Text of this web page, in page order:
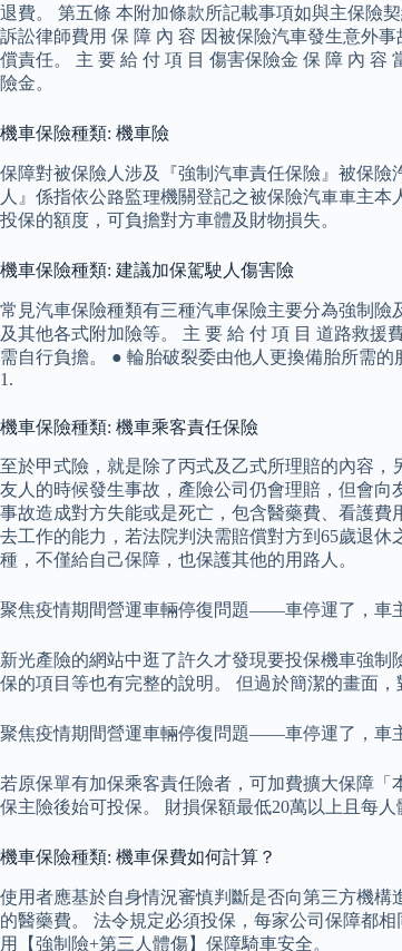
退費。 第五條 本附加條款所記載事項如與主保險
訴訟律師費用 保 障 內 容 因被保險汽車發生意外
償責任。 主 要 給 付 項 目 傷害保險金 保 障 內
險金。
機車保險種類: 機車險
保障對被保險人涉及『強制汽車責任保險』被保
人』係指依公路監理機關登記之被保險汽車車主
投保的額度，可負擔對方車體及財物損失。
機車保險種類: 建議加保駕駛人傷害險
常見汽車保險種類有三種汽車保險主要分為強制
及其他各式附加險等。 主 要 給 付 項 目 道路救
需自行負擔。 ● 輪胎破裂委由他人更換備胎所需
1.
機車保險種類: 機車乘客責任保險
至於甲式險，就是除了丙式及乙式所理賠的內容
友人的時候發生事故，產險公司仍會理賠，但會
事故造成對方失能或是死亡，包含醫藥費、看護費
去工作的能力，若法院判決需賠償對方到65歲退
種，不僅給自己保障，也保護其他的用路人。
聚焦疫情期間營運車輛停復問題——車停運了，車
新光產險的網站中逛了許久才發現要投保機車強
保的項目等也有完整的說明。 但過於簡潔的畫面
聚焦疫情期間營運車輛停復問題——車停運了，車
若原保單有加保乘客責任險者，可加費擴大保障
保主險後始可投保。 財損保額最低20萬以上且每
機車保險種類: 機車保費如何計算？
使用者應基於自身情況審慎判斷是否向第三方機
的醫藥費。 法令規定必須投保，每家公司保障都
用【強制險+第三人體傷】保障騎車安全。